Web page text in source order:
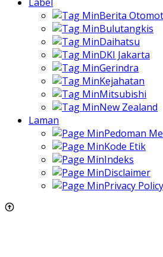
Berita
Bulutangkis
Daihatsu
DKI Jakarta
Gerindra
Kejahatan
Mitsubishi
New Zealand
Laman
Pedoman
Kode Etik
Indeks
Disclaimer
Privacy Policy